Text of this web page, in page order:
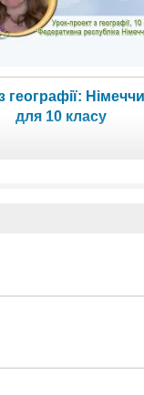
географії:
для 10 класу